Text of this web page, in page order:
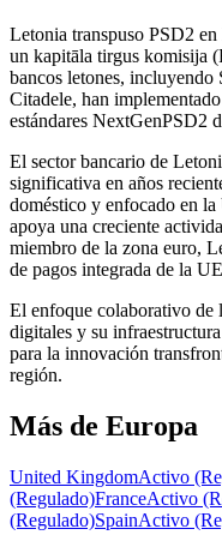
Letonia transpuso PSD2
un kapitāla tirgus komisija
bancos letones,
Citadele, han
estándares NextGenPSD2
El sector bancario de
significativa en años
doméstico y enfocado en
apoya una creciente
miembro de la zona euro,
de pagos integrada de la
El enfoque colaborativo de
digitales y su
para la innovación
región.
Más de Europa
United KingdomActivo
(Regulado)FranceActivo
(Regulado)SpainActivo